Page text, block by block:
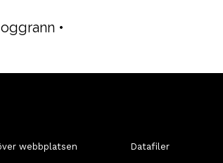
•
webbplatsen Datafiler